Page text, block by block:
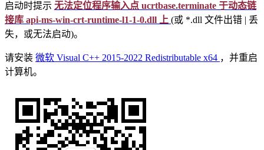
启动时提示 无法定位程序输入点 ucrtbase.terminate 于动态链
接库 api-ms-win-crt-runtime-l1-1-0.dll 上 (或 *.dll 文件出错 | 丢
失，或无法启动)。
请安装 微软 Visual C++ 2015-2022 Redistributable x64 ，并重启
计算机。